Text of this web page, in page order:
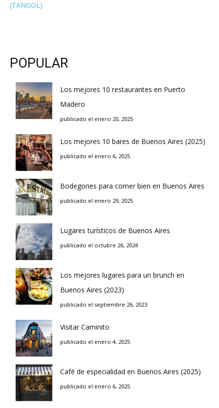
(TANGOL)
POPULAR
Los mejores 10 restaurantes en Puerto
Madero
publicado el enero 20, 2025
Los mejores 10 bares de Buenos Aires (2025)
publicado el enero 6, 2025
Bodegones para comer bien en Buenos Aires
publicado el enero 29, 2025
Lugares turísticos de Buenos Aires
publicado el octubre 26, 2024
Los mejores lugares para un brunch en
Buenos Aires (2023)
publicado el septiembre 26, 2023
Visitar Caminito
publicado el enero 4, 2025
Café de especialidad en Buenos Aires (2025)
publicado el enero 6, 2025